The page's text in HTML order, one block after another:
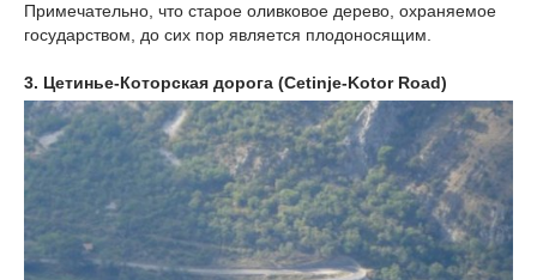
Примечательно, что старое оливковое дерево, охраняемое
государством, до сих пор является плодоносящим.
3. Цетинье-Которская дорога (Cetinje-Kotor Road)